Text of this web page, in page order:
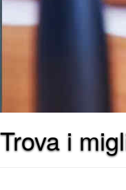
Trova i